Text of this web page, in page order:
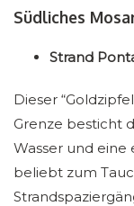
Südliches
Strand
Dieser
Grenze besticht
Wasser und eine
beliebt zum